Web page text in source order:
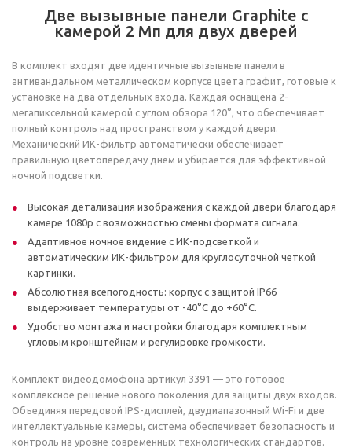
Две вызывные панели Graphite с
камерой 2 Мп для двух дверей
В комплект входят две идентичные вызывные панели в
антивандальном металлическом корпусе цвета графит, готовые к
установке на два отдельных входа. Каждая оснащена 2-
мегапиксельной камерой с углом обзора 120°, что обеспечивает
полный контроль над пространством у каждой двери.
Механический ИК-фильтр автоматически обеспечивает
правильную цветопередачу днем и убирается для эффективной
ночной подсветки.
Высокая детализация изображения с каждой двери благодаря
камере 1080p с возможностью смены формата сигнала.
Адаптивное ночное видение с ИК-подсветкой и
автоматическим ИК-фильтром для круглосуточной четкой
картинки.
Абсолютная всепогодность: корпус с защитой IP66
выдерживает температуры от -40°C до +60°C.
Удобство монтажа и настройки благодаря комплектным
угловым кронштейнам и регулировке громкости.
Комплект видеодомофона артикул 3391 — это готовое
комплексное решение нового поколения для защиты двух входов.
Объединяя передовой IPS-дисплей, двудиапазонный Wi-Fi и две
интеллектуальные камеры, система обеспечивает безопасность и
контроль на уровне современных технологических стандартов.